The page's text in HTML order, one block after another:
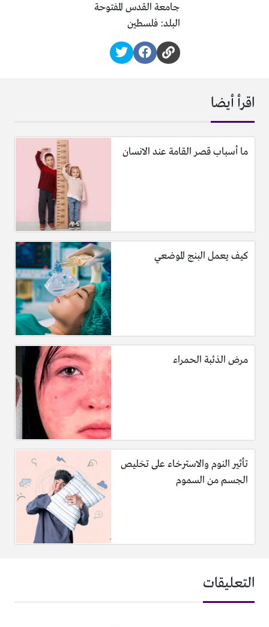
جامعة القدس المفتوحة
البلد: فلسطين
اقرأ أيضا
ما أسباب قصر القامة عند الانسان
كيف يعمل البنج الموضعي
مرض الذئبة الحمراء
تأثير النوم والاسترخاء على تخليص
الجسم من السموم
التعليقات